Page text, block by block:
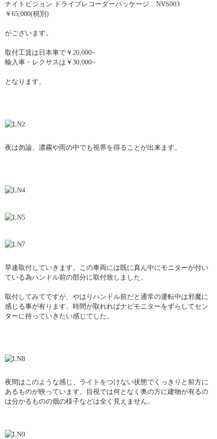
ナイトビジョン ドライブレコーダーパッケージ NVS003
￥65,000(税別)
がございます。
取付工賃は日本車で￥20,000~
輸入車・レクサスは￥30,000~
となります。
夜は勿論、濃霧や雨の中でも視界を得ることが出来ます。
早速取付していきます。この車両には既に真ん中にモニターが付い
ている為ハンドル前の部分に取付致しました。
取付してみてですが、やはりハンドル前だと通常の運転中は邪魔に
感じる事が有ります。時間が取れればナビモニターをずらしてセン
ターに持っていきたい感じでした。
夜間はこのような感じ、ライトをつけない状態でくっきりと前方に
あるものが映っています。目視では何となく奥の方に建物が有るの
は分かるものの畑の様子などは全く見えません。